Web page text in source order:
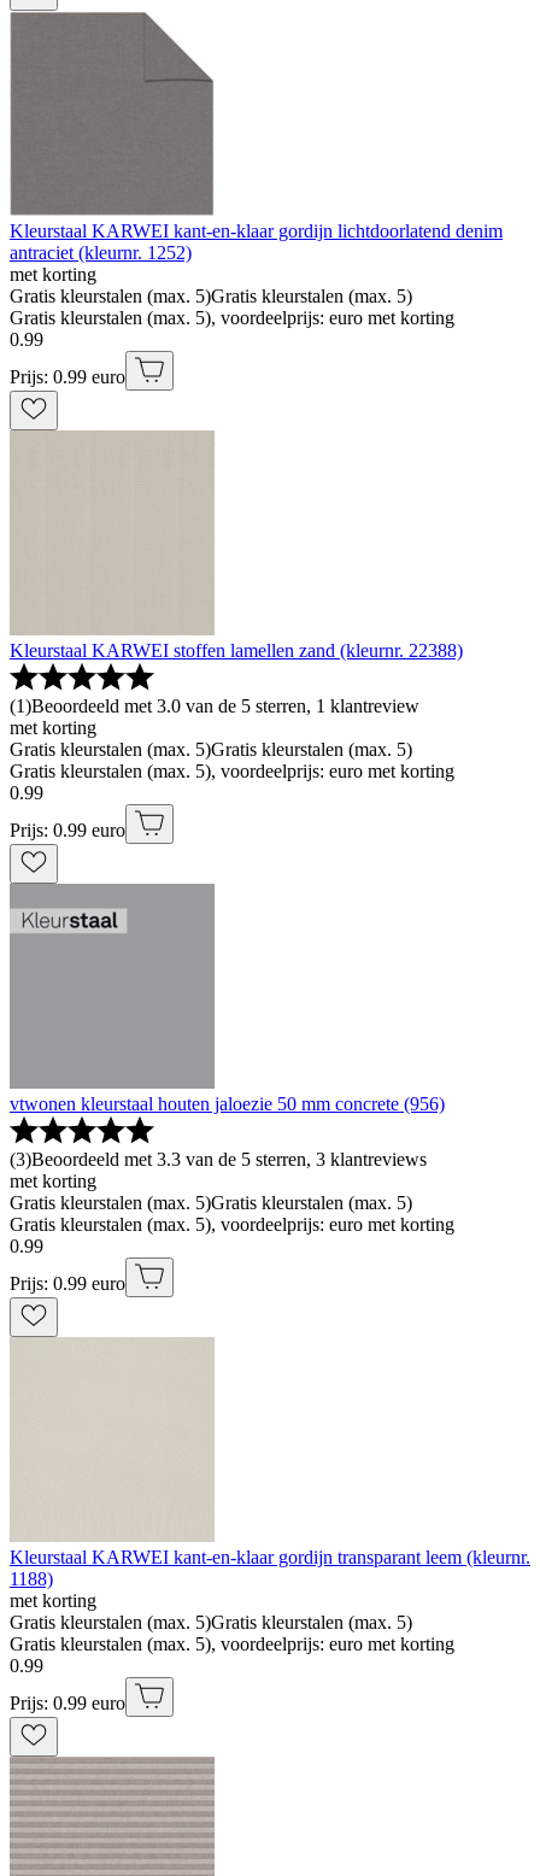
Kleurstaal KARWEI kant-en-klaar gordijn lichtdoorlatend denim
antraciet (kleurnr. 1252)
met korting
Gratis kleurstalen (max. 5)Gratis kleurstalen (max. 5)
Gratis kleurstalen (max. 5), voordeelprijs: euro met korting
0.99
Prijs: 0.99 euro
Kleurstaal KARWEI stoffen lamellen zand (kleurnr. 22388)
(1)Beoordeeld met 3.0 van de 5 sterren, 1 klantreview
met korting
Gratis kleurstalen (max. 5)Gratis kleurstalen (max. 5)
Gratis kleurstalen (max. 5), voordeelprijs: euro met korting
0.99
Prijs: 0.99 euro
vtwonen kleurstaal houten jaloezie 50 mm concrete (956)
(3)Beoordeeld met 3.3 van de 5 sterren, 3 klantreviews
met korting
Gratis kleurstalen (max. 5)Gratis kleurstalen (max. 5)
Gratis kleurstalen (max. 5), voordeelprijs: euro met korting
0.99
Prijs: 0.99 euro
Kleurstaal KARWEI kant-en-klaar gordijn transparant leem (kleurnr.
1188)
met korting
Gratis kleurstalen (max. 5)Gratis kleurstalen (max. 5)
Gratis kleurstalen (max. 5), voordeelprijs: euro met korting
0.99
Prijs: 0.99 euro